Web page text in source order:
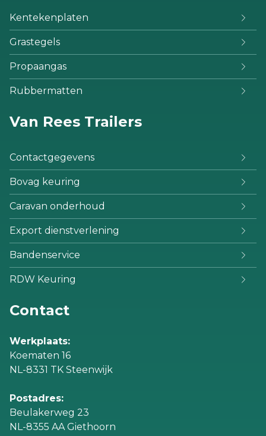
Kentekenplaten
Grastegels
Propaangas
Rubbermatten
Van Rees Trailers
Contactgegevens
Bovag keuring
Caravan onderhoud
Export dienstverlening
Bandenservice
RDW Keuring
Contact
Werkplaats:
Koematen 16
NL-8331 TK Steenwijk
Postadres:
Beulakerweg 23
NL-8355 AA Giethoorn